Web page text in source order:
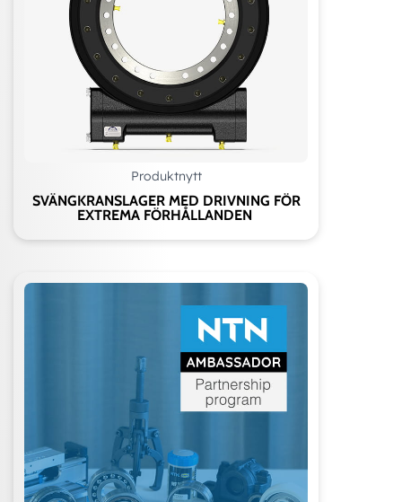
Produktnytt
SVÄNGKRANSLAGER MED DRIVNING FÖR
EXTREMA FÖRHÅLLANDEN